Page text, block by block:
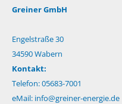
Greiner GmbH
Engelstraße 30
34590 Wabern
Kontakt:
Telefon: 05683-7001
eMail: info@greiner-energie.de